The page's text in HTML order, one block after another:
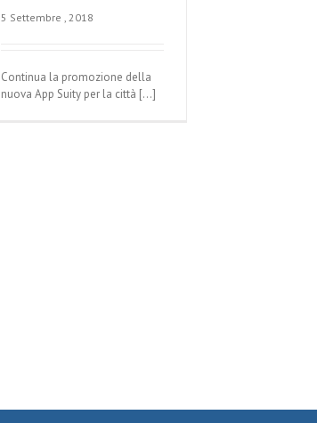
5 Settembre , 2018
Continua la promozione della
nuova App Suity per la città [...]